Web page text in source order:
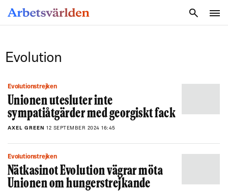
Evolution
Evolutionstrejken
Unionen utesluter inte
sympatiåtgärder med georgiskt fack
AXEL GREEN 12 SEPTEMBER 2024 16:45
Evolutionstrejken
Nätkasinot Evolution vägrar möta
Unionen om hungerstrejkande